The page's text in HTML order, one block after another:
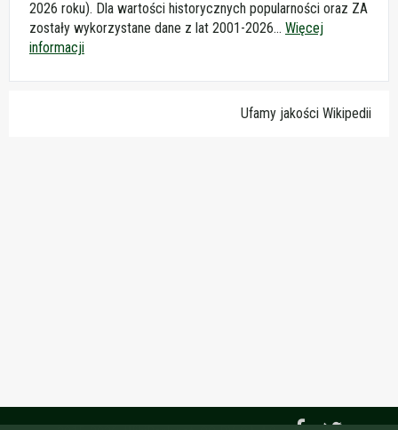
2026 roku). Dla wartości historycznych popularności oraz ZA
zostały wykorzystane dane z lat 2001-2026... Więcej
informacji
Ufamy jakości Wikipedii